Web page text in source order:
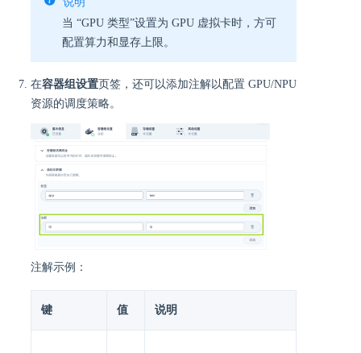
当 “GPU 类型”设置为 GPU 虚拟卡时，方可
配置算力和显存上限。
在容器组设置页签，还可以添加注解以配置 GPU/NPU
资源的调度策略。
注解示例：
键 值 说明